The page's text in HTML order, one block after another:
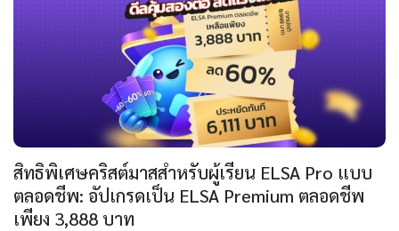
สิทธิพิเศษคริสต์มาสสำหรับผู้เรียน ELSA Pro แบบ
ตลอดชีพ: อัปเกรดเป็น ELSA Premium ตลอดชีพ
เพียง 3,888 บาท